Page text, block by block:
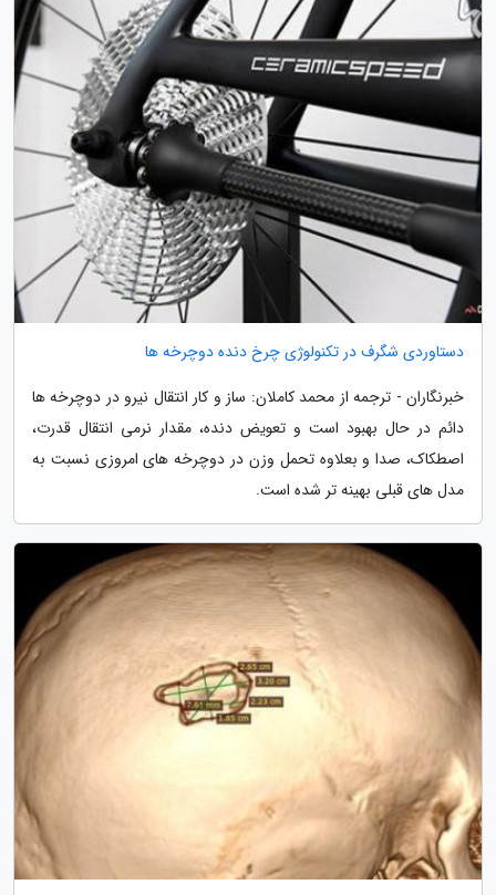
دستاوردی شگرف در تکنولوژی چرخ دنده دوچرخه ها
خبرنگاران - ترجمه از محمد کاملان: ساز و کار انتقال نیرو در دوچرخه ها
دائم در حال بهبود است و تعویض دنده، مقدار نرمی انتقال قدرت،
اصطکاک، صدا و بعلاوه تحمل وزن در دوچرخه های امروزی نسبت به
مدل های قبلی بهینه تر شده است.